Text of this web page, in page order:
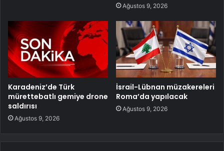
Ağustos 9, 2026
Karadeniz’de Türk
mürettebatlı gemiye drone
saldırısı
Ağustos 9, 2026
İsrail-Lübnan müzakereleri
Roma’da yapılacak
Ağustos 9, 2026